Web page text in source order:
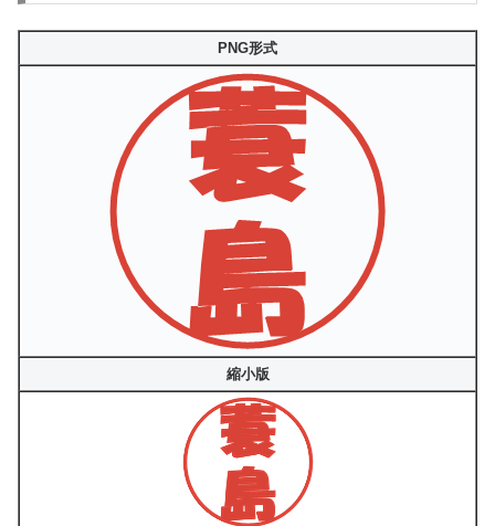
PNG形式
縮小版